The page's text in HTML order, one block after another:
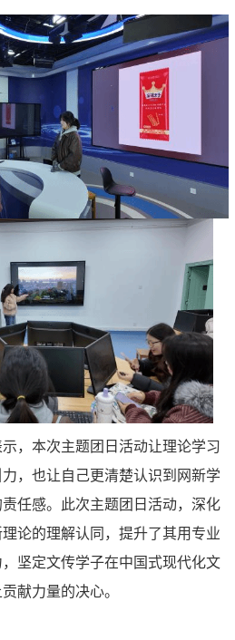
， 本次主题 团日 活动让理论学习
，也让自己更清楚认识到 网新学
责任感。
此次主题团日活动，深化
论的理解认同，提升了其用专业
坚定文传学子在中国式现代化文
献力量的决心。